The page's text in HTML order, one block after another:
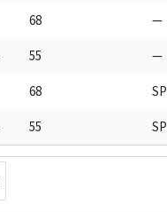
68 —
55 —
68
55